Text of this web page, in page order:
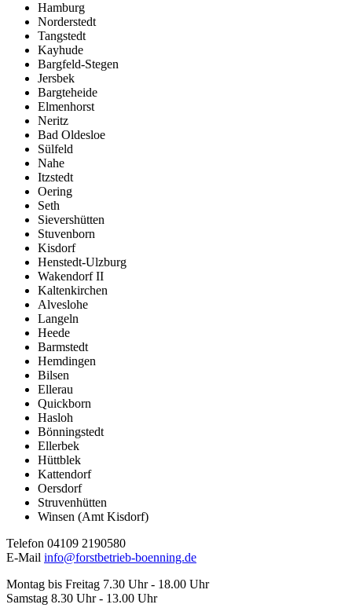
Hamburg
Norderstedt
Tangstedt
Kayhude
Bargfeld-Stegen
Jersbek
Bargteheide
Elmenhorst
Neritz
Bad Oldesloe
Sülfeld
Nahe
Itzstedt
Oering
Seth
Sievershütten
Stuvenborn
Kisdorf
Henstedt-Ulzburg
Wakendorf II
Kaltenkirchen
Alveslohe
Langeln
Heede
Barmstedt
Hemdingen
Bilsen
Ellerau
Quickborn
Hasloh
Bönningstedt
Ellerbek
Hüttblek
Kattendorf
Oersdorf
Struvenhütten
Winsen (Amt Kisdorf)
Telefon 04109 2190580
E-Mail info@forstbetrieb-boenning.de
Montag bis Freitag 7.30 Uhr - 18.00 Uhr
Samstag 8.30 Uhr - 13.00 Uhr